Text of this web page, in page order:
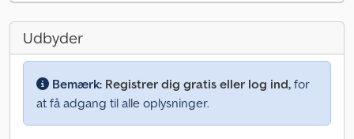
Udbyder
Bemærk: Registrer dig gratis eller log ind, for
at få adgang til alle oplysninger.